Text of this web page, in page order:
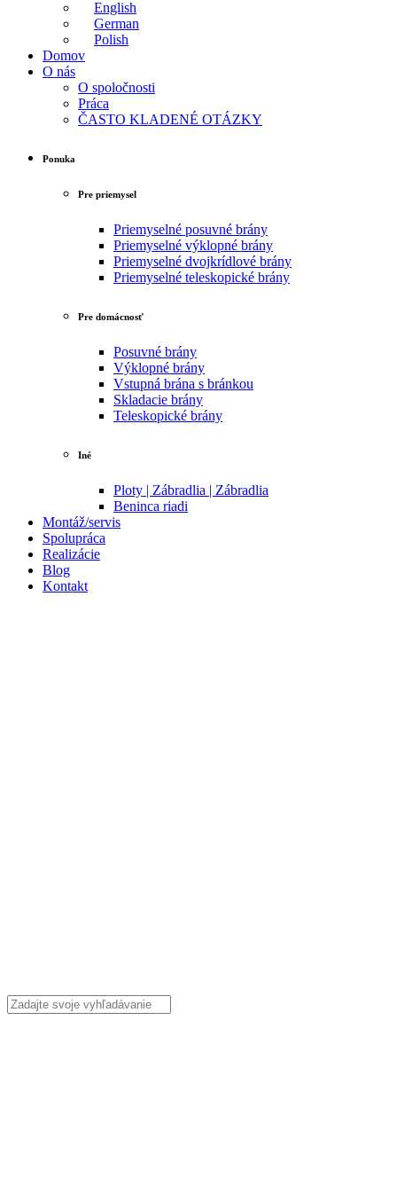
English
German
Polish
Domov
O nás
O spoločnosti
Práca
ČASTO KLADENÉ OTÁZKY
Ponuka
Pre priemysel
Priemyselné posuvné brány
Priemyselné výklopné brány
Priemyselné dvojkrídlové brány
Priemyselné teleskopické brány
Pre domácnosť
Posuvné brány
Výklopné brány
Vstupná brána s bránkou
Skladacie brány
Teleskopické brány
Iné
Ploty | Zábradlia | Zábradlia
Beninca riadi
Montáž/servis
Spolupráca
Realizácie
Blog
Kontakt